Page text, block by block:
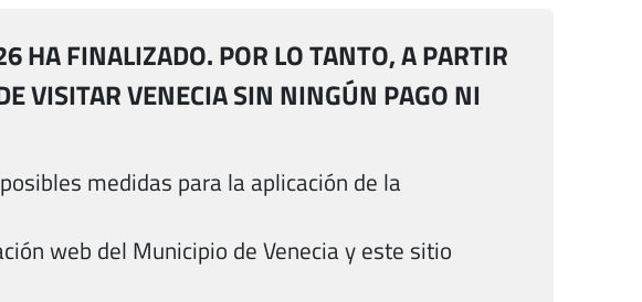
HA FINALIZADO. POR LO TANTO, A PARTIR
VISITAR VENECIA SIN NINGÚN PAGO NI
medidas para la aplicación de la
web del Municipio de Venecia y este sitio